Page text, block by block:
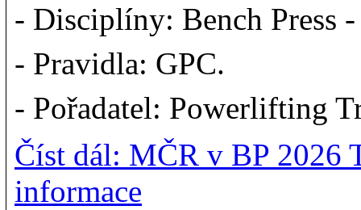
- Disciplíny: Bench Press
- Pravidla: GPC.
- Pořadatel: Powerlifting
Číst dál: MČR v BP 2026
informace